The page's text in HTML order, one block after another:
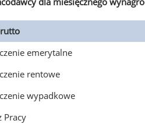
emerytalne
rentowe
wypadkowe
Pracy